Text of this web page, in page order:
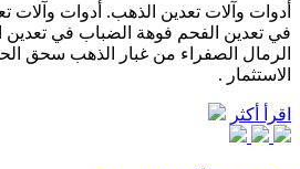
أدوات وآلات تعدين الذهب. أدوات وآلات
في تعدين الفحم فوهة الضباب في تعدين
الرمال الصفراء من غبار الذهب سحق
الاستثمار .
اقرأ أكثر